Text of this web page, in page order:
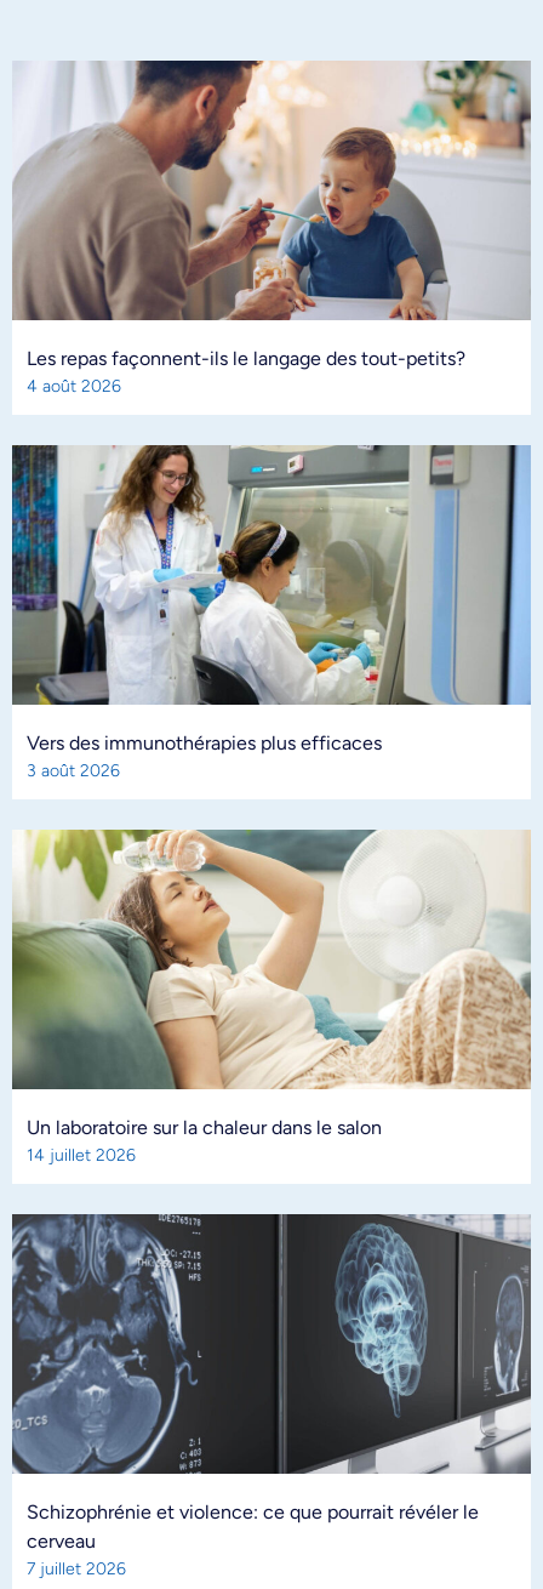
Les repas façonnent-ils le langage des tout-petits?
4 août 2026
Vers des immunothérapies plus efficaces
3 août 2026
Un laboratoire sur la chaleur dans le salon
14 juillet 2026
Schizophrénie et violence: ce que pourrait révéler le
cerveau
7 juillet 2026